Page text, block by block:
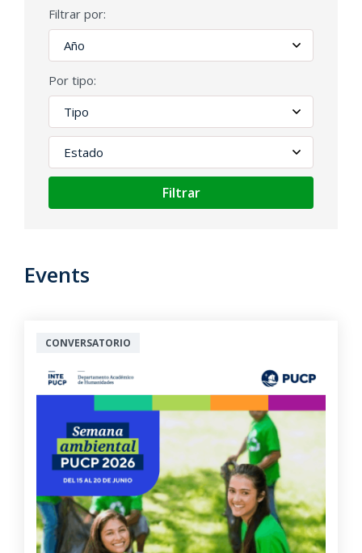
Filtrar por:
Por tipo:
Filtrar
Events
CONVERSATORIO